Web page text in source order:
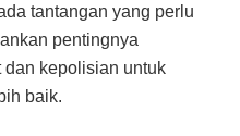
tantangan yang perlu
pentingnya
dan kepolisian untuk
baik.